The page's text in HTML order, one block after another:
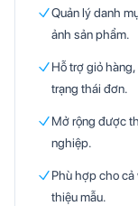
Quản lý danh
ảnh sản phẩm.
Hỗ trợ giỏ
trạng thái đơn.
Mở rộng được
nghiệp.
Phù hợp cho
thiệu mẫu.